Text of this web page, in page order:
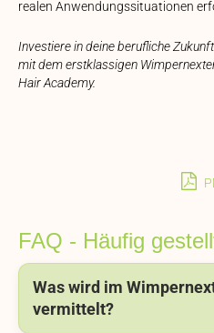
realen Anwendungssituationen
Investiere in deine berufliche
mit dem erstklassigen
Hair Academy.
FAQ - Häufig
Was wird im
vermittelt?